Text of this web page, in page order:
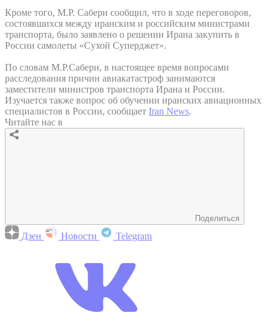
Кроме того, М.Р. Сабери сообщил, что в ходе переговоров,
состоявшихся между иранским и российским министрами
транспорта, было заявлено о решении Ирана закупить в
России самолеты «Сухой Суперджет».
По словам М.Р.Сабери, в настоящее время вопросами
расследования причин авиакатастроф занимаются
заместители министров транспорта Ирана и России.
Изучается также вопрос об обучении иранских авиационных
специалистов в России, сообщает Iran News.
Читайте нас в
Поделиться
Дзен Новости Telegram